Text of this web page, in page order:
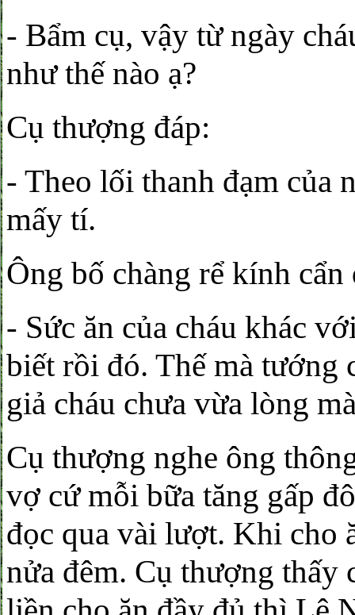
- Bẩm cụ, vậy từ ngày
như thế nào ạ?
Cụ thượng đáp:
- Theo lối thanh đạm của
mấy tí.
Ông bố chàng rể kính cẩn
- Sức ăn của cháu khác
biết rồi đó. Thế mà tướng
giả cháu chưa vừa lòng
Cụ thượng nghe ông
vợ cứ mỗi bữa tăng gấp
đọc qua vài lượt. Khi cho
nửa đêm. Cụ thượng thấy